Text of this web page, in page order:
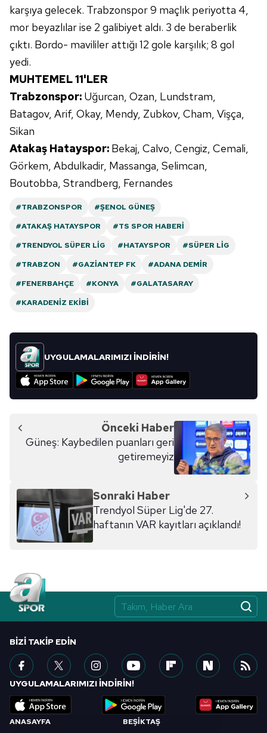
karşıya gelecek. Trabzonspor 9 maçlık periyotta 4,
mor beyazlılar ise 2 galibiyet aldı. 3 de beraberlik
çıktı. Bordo- mavililer attığı 12 gole karşılık; 8 gol
yedi.
MUHTEMEL 11'LER
Trabzonspor: Uğurcan, Ozan, Lundstram,
Batagov, Arif, Okay, Mendy, Zubkov, Cham, Vişça,
Sikan
Atakaş Hatayspor: Bekaj, Calvo, Cengiz, Cemali,
Görkem, Abdulkadir, Massanga, Selimcan,
Boutobba, Strandberg, Fernandes
#TRABZONSPOR
#ŞENOL GÜNEŞ
#ATAKAŞ HATAYSPOR
#TS SPOR HABERI
#TRENDYOL SÜPER LIG
#HATAYSPOR
#SÜPER LIG
#TRABZON
#GAZIANTEP FK
#ADANA DEMIR
#FENERBAHÇE
#KONYA
#GALATASARAY
#KARADENIZ EKIBI
UYGULAMALARIMIZI İNDİRİN!
Önceki Haber
Güneş: Kaybedilen puanları geri
getiremeyiz
Sonraki Haber
Trendyol Süper Lig'de 27.
haftanın VAR kayıtları açıklandı!
ANASAYFA
BEŞİKTAŞ
BIZI TAKIP EDIN
UYGULAMALARIMIZI İNDİRİN!